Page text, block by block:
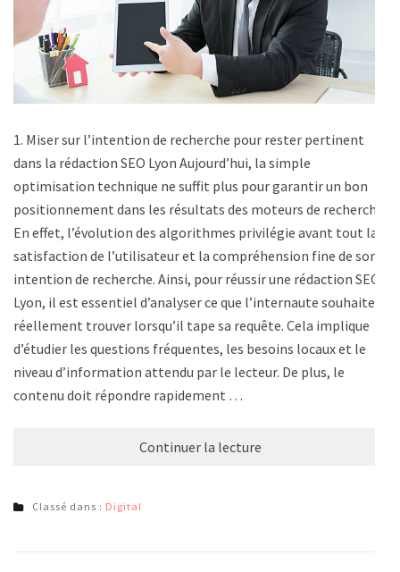
1. Miser sur l’intention de recherche pour rester pertinent
dans la rédaction SEO Lyon Aujourd’hui, la simple
optimisation technique ne suffit plus pour garantir un bon
positionnement dans les résultats des moteurs de recherche.
En effet, l’évolution des algorithmes privilégie avant tout la
satisfaction de l’utilisateur et la compréhension fine de son
intention de recherche. Ainsi, pour réussir une rédaction SEO
Lyon, il est essentiel d’analyser ce que l’internaute souhaite
réellement trouver lorsqu’il tape sa requête. Cela implique
d’étudier les questions fréquentes, les besoins locaux et le
niveau d’information attendu par le lecteur. De plus, le
contenu doit répondre rapidement …
Continuer la lecture
Classé dans : Digital